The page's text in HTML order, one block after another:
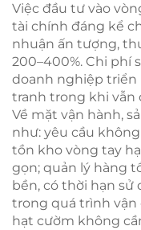
Việc đầu tư vào
tài chính đáng kể
nhuận ấn tượng,
200–400%. Chi phí
doanh nghiệp triển
tranh trong khi vẫn
Về mặt vận hành,
như: yêu cầu
tồn kho vòng tay
gọn; quản lý hàng
bền, có thời hạn sử
trong quá trình vận
hạt cườm không